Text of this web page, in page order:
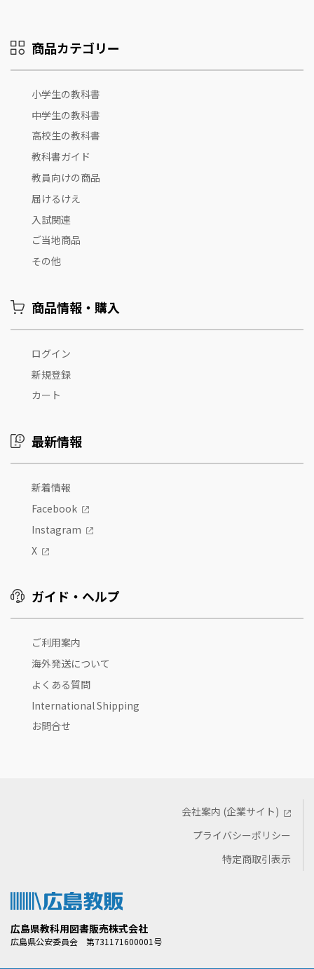
商品カテゴリー
小学生の教科書
中学生の教科書
高校生の教科書
教科書ガイド
教員向けの商品
届けるけえ
入試関連
ご当地商品
その他
商品情報・購入
ログイン
新規登録
カート
最新情報
新着情報
Facebook
Instagram
X
ガイド・ヘルプ
ご利用案内
海外発送について
よくある質問
International Shipping
お問合せ
広島県教科用図書販売株式会社
広島県公安委員会 第731171600001号
会社案内 (企業サイト)
プライバシーポリシー
特定商取引表示